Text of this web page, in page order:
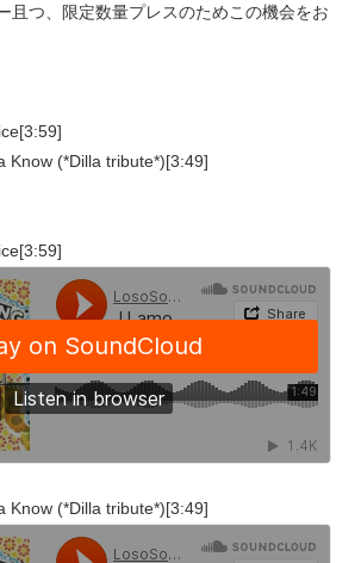
且つ、限定数量プレスのためこの機会をお
Know (*Dilla tribute*)[3:49]
Know (*Dilla tribute*)[3:49]